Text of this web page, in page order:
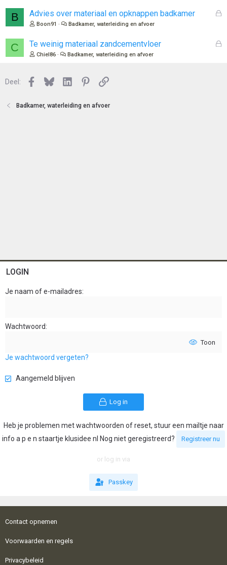
o
B
G
Advies over materiaal en opknappen badkamer
Boon91 Badkamer, waterleiding en afvoer
C
G
Te weinig materiaal zandcementvloer
Chiel86 Badkamer, waterleiding en afvoer
Deel: Facebook
BlueskyLinkedInPinterest
Link
Badkamer, waterleiding en afvoer
LOGIN
Je naam of e-mailadres
Wachtwoord
Toon
Je wachtwoord vergeten?
Aangemeld blijven
Log in
Heb je problemen met wachtwoorden of reset, stuur een mailtje naar
info a p e n staartje klusidee nl Nog niet geregistreerd?
Registreer nu
or log in via
Passkey
Contact opnemen
Voorwaarden en regels
Privacybeleid